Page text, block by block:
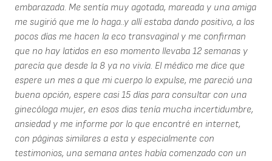
embarazada. Me sentía muy agotada, mareada y una amiga
me sugirió que me lo haga..y allí estaba dando positivo, a los
pocos días me hacen la eco transvaginal y me confirman
que no hay latidos en eso momento llevaba 12 semanas y
parecía que desde la 8 ya no vivía. El médico me dice que
espere un mes a que mi cuerpo lo expulse, me pareció una
buena opción, espere casi 15 días para consultar con una
ginecóloga mujer, en esos dias tenía mucha incertidumbre,
ansiedad y me informe por lo que encontré en internet,
con páginas similares a esta y especialmente con
testimonios, una semana antes había comenzado con un